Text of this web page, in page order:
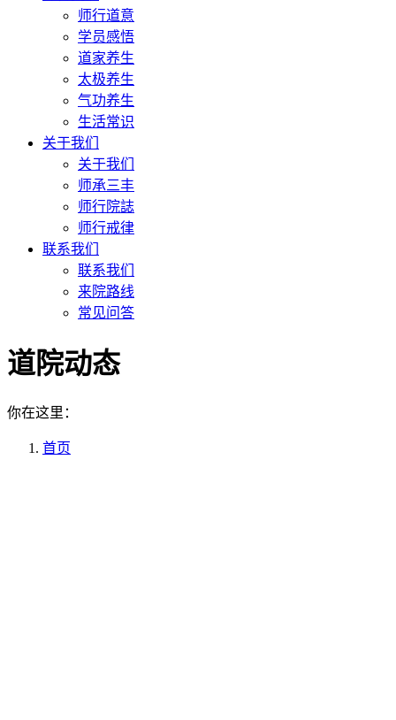
师行道意
学员感悟
道家养生
太极养生
气功养生
生活常识
关于我们
关于我们
师承三丰
师行院誌
师行戒律
联系我们
联系我们
来院路线
常见问答
道院动态
你在这里：
首页